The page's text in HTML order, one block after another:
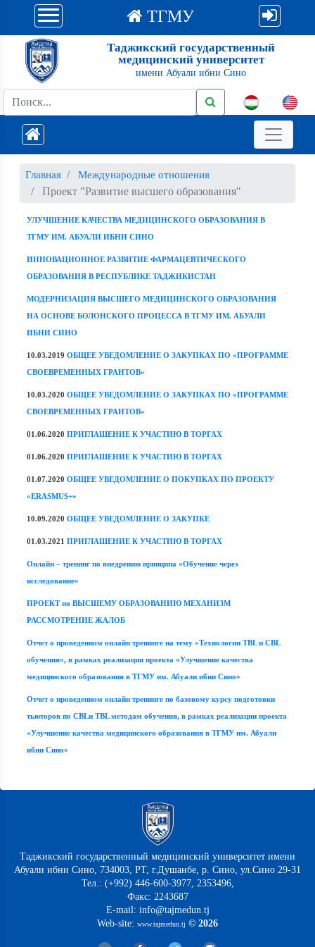
ТГМУ
Таджикский государственный
медицинский университет
имени Абуали ибни Сино
Главная Международные отношения
Проект "Развитие высшего образования"
УЛУЧШЕНИЕ КАЧЕСТВА МЕДИЦИНСКОГО ОБРАЗОВАНИЯ В
ТГМУ ИМ. АБУАЛИ ИБНИ СИНО
ИННОВАЦИОННОЕ РАЗВИТИЕ ФАРМАЦЕВТИЧЕСКОГО
ОБРАЗОВАНИЯ В РЕСПУБЛИКЕ ТАДЖИКИСТАН
МОДЕРНИЗАЦИЯ ВЫСШЕГО МЕДИЦИНСКОГО ОБРАЗОВАНИЯ
НА ОСНОВЕ БОЛОНСКОГО ПРОЦЕССА В ТГМУ ИМ. АБУАЛИ
ИБНИ СИНО
10.03.2019 ОБЩЕЕ УВЕДОМЛЕНИЕ О ЗАКУПКАХ ПО «ПРОГРАММЕ
СВОЕВРЕМЕННЫХ ГРАНТОВ»
10.03.2020 ОБЩЕЕ УВЕДОМЛЕНИЕ О ЗАКУПКАХ ПО «ПРОГРАММЕ
СВОЕВРЕМЕННЫХ ГРАНТОВ»
01.06.2020 ПРИГЛАШЕНИЕ К УЧАСТИЮ В ТОРГАХ
01.06.2020 ПРИГЛАШЕНИЕ К УЧАСТИЮ В ТОРГАХ
01.07.2020 ОБЩЕЕ УВЕДОМЛЕНИЕ О ПОКУПКАХ ПО ПРОЕКТУ
«ERASMUS+»
10.09.2020 ОБЩЕЕ УВЕДОМЛЕНИЕ О ЗАКУПКЕ
01.03.2021 ПРИГЛАШЕНИЕ К УЧАСТИЮ В ТОРГАХ
Онлайн – тренинг по внедрению принципа «Обучение через
исследование»
ПРОЕКТ по ВЫСШЕМУ ОБРАЗОВАНИЮ МЕХАНИЗМ
РАССМОТРЕНИЕ ЖАЛОБ
Отчет о проведенном онлайн тренинге на тему «Технологии TBL и CBL
обучения», в рамках реализации проекта «Улучшение качества
медицинского образования в ТГМУ им. Абуали ибни Сино»
Отчет о проведенном онлайн тренинге по базовому курсу подготовки
тьюторов по CBLи TBL методам обучения, в рамках реализации проекта
«Улучшение качества медицинского образования в ТГМУ им. Абуали
ибни Сино»
Таджикский государственный медицинский университет имени
Абуали ибни Сино, 734003, РТ, г.Душанбе, р. Сино, ул.Сино 29-31
Тел.: (+992) 446-600-3977, 2353496,
Факс: 2243687
E-mail: info@tajmedun.tj
Web-site: www.tajmedun.tj © 2026